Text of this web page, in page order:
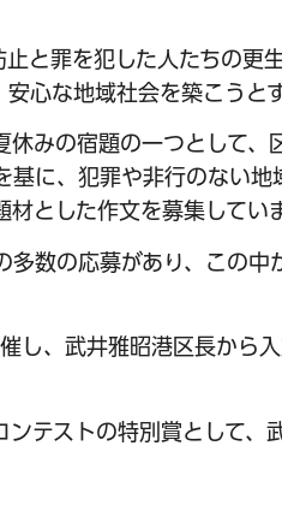
と罪を犯した人たちの更
心な地域社会を築こうと
みの宿題の一つとして、
に、犯罪や非行のない地
とした作文を募集していま
数の応募があり、この中
し、武井雅昭港区長から
テストの特別賞として、